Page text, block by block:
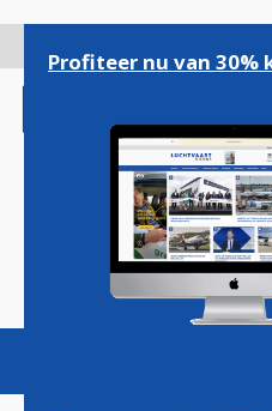
gaan
Magazine
Profiteer nu van 30%